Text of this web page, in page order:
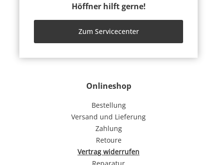
Onlineshop
Bestellung
Versand und Lieferung
Zahlung
Retoure
Vertrag widerrufen
Höffner hilft gerne!
Zum Servicecenter